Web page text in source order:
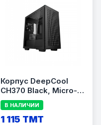
Корпус DeepCool
CH370 Black, Micro-
ATX, без БП,
закалённое стекло
В НАЛИЧИИ
1 115 TMT